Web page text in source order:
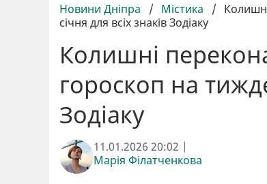
Новини Дніпра / Містика /
січня для всіх знаків Зодіаку
Колишні
гороскоп на
Зодіаку
11.01.2026 20:02 |
Марія Філатченкова